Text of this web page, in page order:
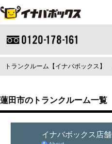
トランクルーム【イナバボックス】
蓮田市のトランクルーム一覧